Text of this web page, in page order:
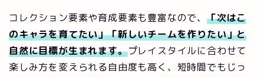
コレクション要素や育成要素も豊富なので、 「次はこ
のキャラを育てたい」「新しいチームを作りたい」と
自然に目標が生まれます。プレイスタイルに合わせて
楽しみ方を変えられる自由度も高く、短時間でもじっ